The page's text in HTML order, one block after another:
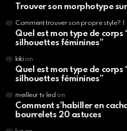
Trouver son morphotype
Comment trouver son propre style? |
Quel est mon type de corps
silhouettes féminines”
kikion
Quel est mon type de corps
silhouettes féminines”
meilleur tv led on
Comment s’habiller en
bourrelets 20 astuces